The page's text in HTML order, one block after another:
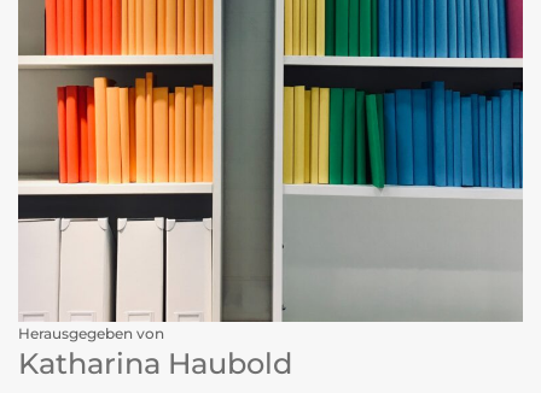
Herausgegeben von
Katharina Haubold